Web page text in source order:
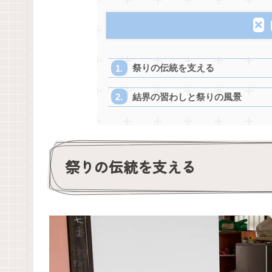
祭りの伝統を支える
結界の習わしと祭りの風景
祭りの伝統を支える